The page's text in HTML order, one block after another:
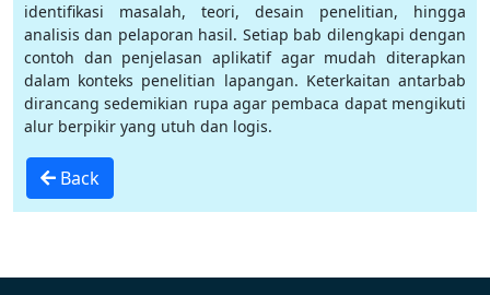
identifikasi masalah, teori, desain penelitian, hingga
analisis dan pelaporan hasil. Setiap bab dilengkapi dengan
contoh dan penjelasan aplikatif agar mudah diterapkan
dalam konteks penelitian lapangan. Keterkaitan antarbab
dirancang sedemikian rupa agar pembaca dapat mengikuti
alur berpikir yang utuh dan logis.
Back